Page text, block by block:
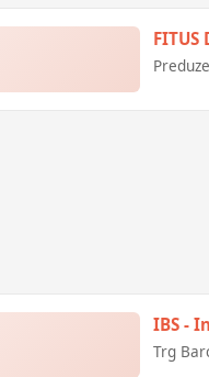
FITUS
IBS -
Trg